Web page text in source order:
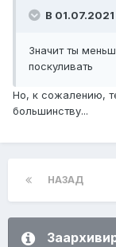
В
Значит ты
поскуливать
Но, к сожалению,
большинству...
НАЗАД